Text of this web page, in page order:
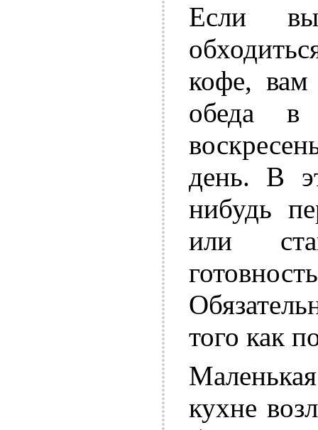
Если
кофе, вам
обеда
день. В
нибудь
или
того как
кухне